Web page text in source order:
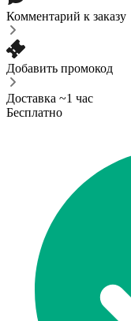
Комментарий к заказу
Добавить промокод
Доставка ~1 час
Бесплатно